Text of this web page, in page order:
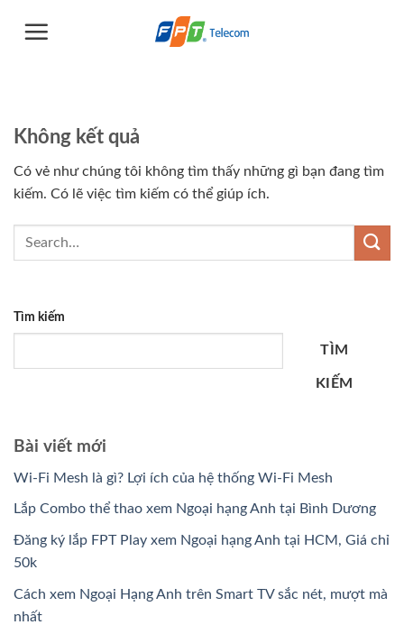
Không kết quả
Có vẻ như chúng tôi không tìm thấy những gì bạn đang tìm
kiếm. Có lẽ việc tìm kiếm có thể giúp ích.
Tìm kiếm
TÌM
KIẾM
Bài viết mới
Wi-Fi Mesh là gì? Lợi ích của hệ thống Wi-Fi Mesh
Lắp Combo thể thao xem Ngoại hạng Anh tại Bình Dương
Đăng ký lắp FPT Play xem Ngoại hạng Anh tại HCM, Giá chỉ
50k
Cách xem Ngoại Hạng Anh trên Smart TV sắc nét, mượt mà
nhất